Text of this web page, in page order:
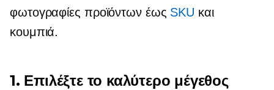
φωτογραφίες προϊόντων έως SKU και
κουμπιά.
1. Επιλέξτε το καλύτερο μέγεθος